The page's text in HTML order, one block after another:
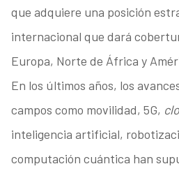
que adquiere una posición
internacional que dará
Europa, Norte de África y
En los últimos años, los
campos como movilidad, 5G,
inteligencia artificial,
computación cuántica han